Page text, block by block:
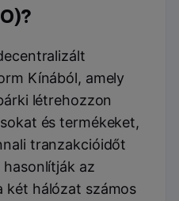
Kínából, amely
létrehozzon
és termékeket,
tranzakcióidőt
az
két hálózat számos